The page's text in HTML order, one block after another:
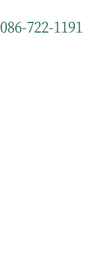
086-722-1191